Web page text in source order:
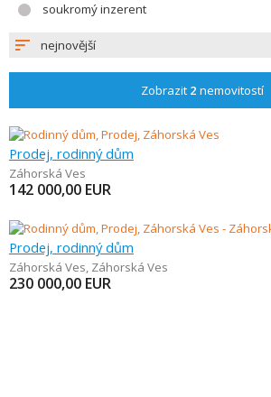
soukromý inzerent
nejnovější
Zobrazit 2 nemovitostí
Prodej, rodinný dům
Záhorská Ves
142 000,00 EUR
Prodej, rodinný dům
Záhorská Ves, Záhorská Ves
230 000,00 EUR